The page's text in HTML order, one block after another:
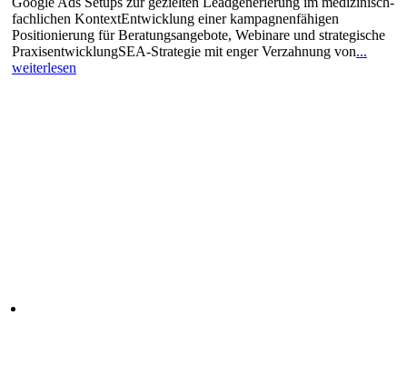
fachlichen KontextEntwicklung einer kampagnenfähigen
Positionierung für Beratungsangebote, Webinare und strategische
PraxisentwicklungSEA-Strategie mit enger Verzahnung von...
weiterlesen